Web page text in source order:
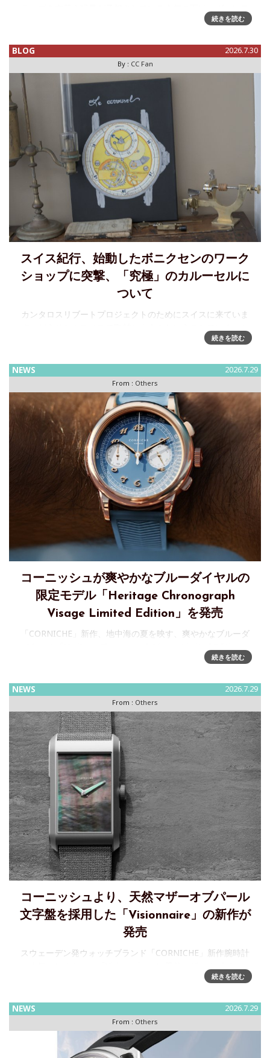
ージウォッチ愛好家にとっては辛い季節。というのもアール
囲気のレザースト
続きを読む
BLOG 2026.7.30
By : CC Fan
スイス紀行、始動したボニクセンのワーク
ショップに突撃、「究極」のカルーセルに
ついて
カンタロスリブートプロジェクトのためにスイスに来ていま
の取材を「熱いうち」にレポートしたいと思います。関口氏
ときに関
続きを読む
NEWS 2026.7.29
From : Others
コーニッシュが爽やかなブルーダイヤルの
限定モデル「Heritage Chronograph
Visage Limited Edition」を発売
「CORNICHE」新作、地中海の夏を映す、爽やかなブルーダ
発売株式会社ビヨンクールが運営するファッションウォッチ
続きを読む
NEWS 2026.7.29
From : Others
コーニッシュより、天然マザーオブパール
文字盤を採用した「Visionnaire」の新作が
発売
スウェーデン発ウォッチブランド「CORNICHE」新作腕時計
文字盤を採用した新作が登場株式会社ビヨンクールが運営す
続きを読む
NEWS 2026.7.29
From : Others